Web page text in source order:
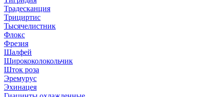
Традесканция
Трициртис
Тысячелистник
Флокс
Фрезия
Шалфей
Ширококолокольчик
Шток роза
Эремурус
Эхинацея